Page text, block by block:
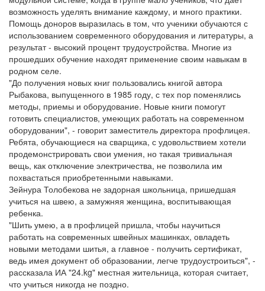
возможность уделять внимание каждому, и много практики.
Помощь доноров выразилась в том, что ученики обучаются с
использованием современного оборудования и литературы, а
результат - высокий процент трудоустройства. Многие из
прошедших обучение находят применение своим навыкам в
родном селе.
"До получения новых книг пользовались книгой автора
Рыбакова, выпущенного в 1985 году, с тех пор поменялись
методы, приемы и оборудование. Новые книги помогут
готовить специалистов, умеющих работать на современном
оборудовании", - говорит заместитель директора профлицея.
Ребята, обучающиеся на сварщика, с удовольствием хотели
продемонстрировать свои умения, но такая тривиальная
вещь, как отключение электричества, не позволила им
похвастаться приобретенными навыками.
Зейнура Толобекова не задорная школьница, пришедшая
учиться на швею, а замужняя женщина, воспитывающая
ребенка.
"Шить умею, а в профлицей пришла, чтобы научиться
работать на современных швейных машинках, овладеть
новыми методами шитья, а главное - получить сертификат,
ведь имея документ об образовании, легче трудоустроиться", -
рассказала ИА "24.kg" местная жительница, которая считает,
что учиться никогда не поздно.